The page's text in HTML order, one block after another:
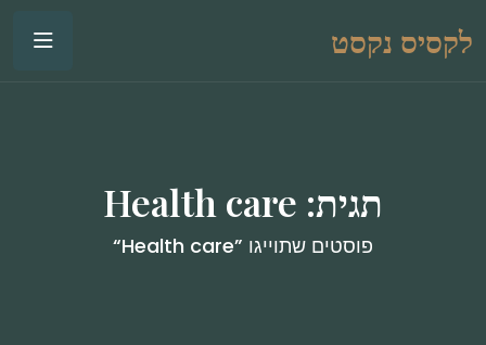
לקסיס נקסט
תגית: Health care
פוסטים שתוייגו ”Health care“